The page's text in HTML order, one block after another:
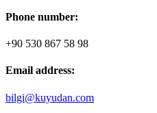
Phone number:
+90 530 867 58 98
Email address:
bilgi@kuyudan.com